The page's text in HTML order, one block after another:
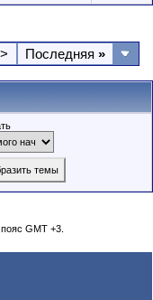
> Последняя »
GMT +3.